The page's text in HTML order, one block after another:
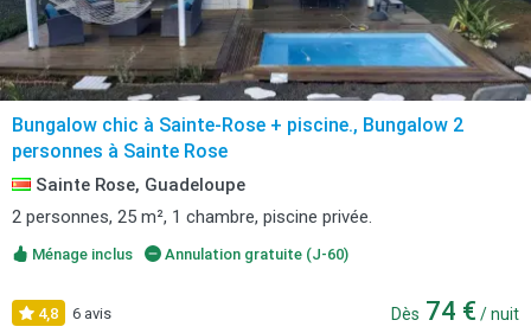
Bungalow chic à Sainte-Rose + piscine., Bungalow 2
personnes à Sainte Rose
Sainte Rose, Guadeloupe
2 personnes, 25 m², 1 chambre, piscine privée.
Ménage inclus Annulation gratuite (J-60)
4,8 6 avis Dès 74 € / nuit